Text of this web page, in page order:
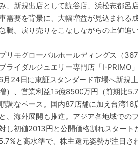
、新規出店として読谷店、浜松志都呂
需要を背景に、大幅増益が見込まれる
騰。戻り売りをこなしながらの上値追
プリモグローバルホールディングス（
ブライダルジュエリー専門店「I-PRIMO
6月24日に東証スタンダード市場へ新規
）、営業利益15億8500万円（前期比
順調なペース。国内87店舗に加え台湾
と、海外展開も推進。アジア各地域での
し初値2013円と公開価格割れスター
5.7%と高水準で、株主還元姿勢が注目さ